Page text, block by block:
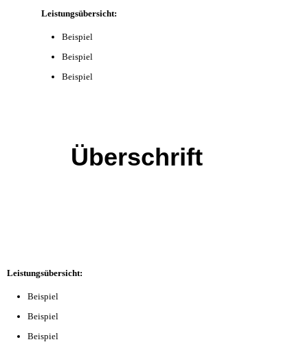
Leistungsübersicht:
Beispiel
Beispiel
Beispiel
Überschrift
Leistungsübersicht:
Beispiel
Beispiel
Beispiel